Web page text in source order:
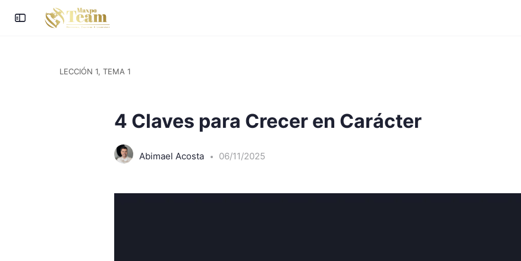
LECCIÓN 1, TEMA 1
4 Claves para Crecer en Carácter
Abimael Acosta 06/11/2025